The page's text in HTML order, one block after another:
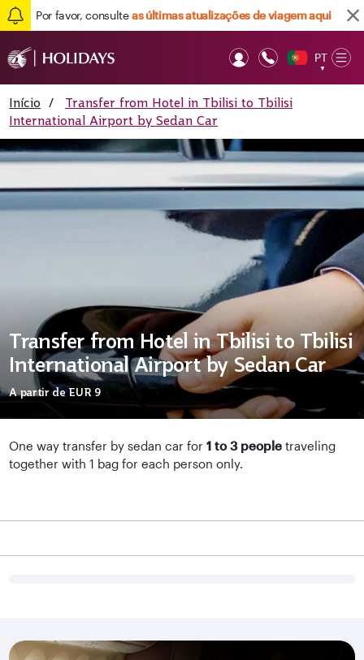
Por favor, consulteas últimas atualizações de viagem aqui
PT
▼
Início
/
Transfer from Hotel in Tbilisi to Tbilisi
International Airport by Sedan Car
Transfer from Hotel in Tbilisi to Tbilisi
International Airport by Sedan Car
A partir deEUR 9
One way transfer by sedan car for1 to 3 people traveling
together with 1 bag for each person only.